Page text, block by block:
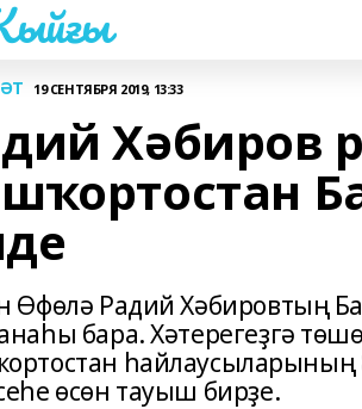
19 СЕНТЯБРЯ 2019, 13:33
Хәбиров
Өфөлә Радий Хәбировтың
бара. Хәтерегеҙгә
һайлаусыларының
өсөн тауыш бирҙе.